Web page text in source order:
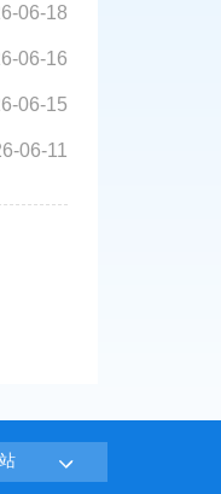
06-18
06-16
06-15
06-11